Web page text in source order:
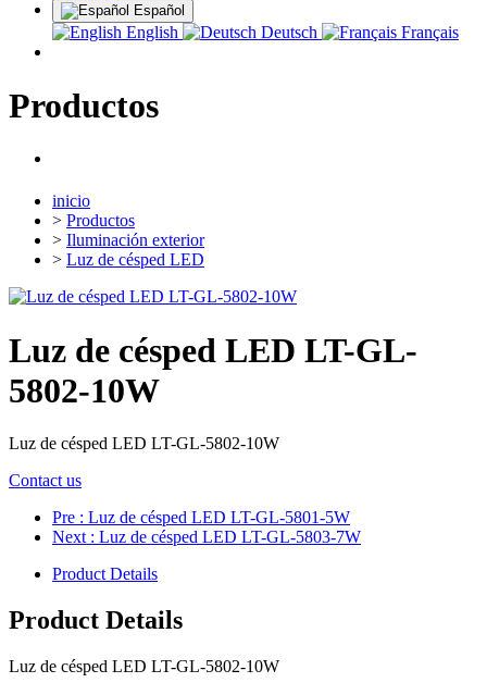
Español
English Deutsch Français
Productos
inicio
> Productos
> Iluminación exterior
> Luz de césped LED
Luz de césped LED LT-GL-
5802-10W
Luz de césped LED LT-GL-5802-10W
Contact us
Pre : Luz de césped LED LT-GL-5801-5W
Next : Luz de césped LED LT-GL-5803-7W
Product Details
Product Details
Luz de césped LED LT-GL-5802-10W